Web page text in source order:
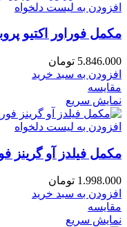
افزودن به لیست دلخواه
مکمل فوراور اکتیو
5.846.000 تومان
افزودن به سبد خرید
مقایسه
نمایش سریع
افزودن به لیست دلخواه
مکمل فیلدز آو گرینز
1.998.000 تومان
افزودن به سبد خرید
مقایسه
نمایش سریع